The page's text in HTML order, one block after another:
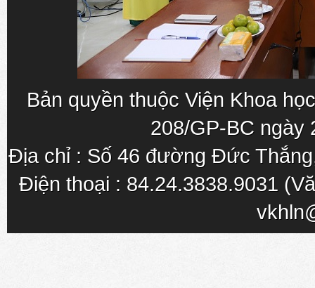
Bản quyền thuộc Viện Khoa
208/GP-BC ngày
Địa chỉ : Số 46 đường Đức
Điện thoại : 84.24.3838.9031